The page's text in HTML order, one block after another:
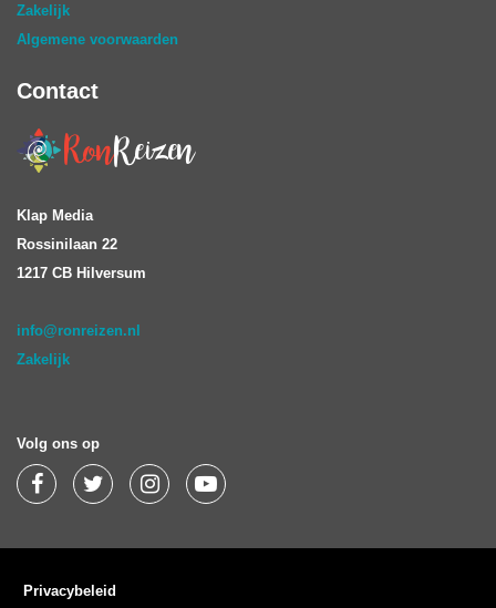
Zakelijk
Algemene voorwaarden
Contact
Klap Media
Rossinilaan 22
1217 CB Hilversum
info@ronreizen.nl
Zakelijk
Volg ons op
Privacybeleid